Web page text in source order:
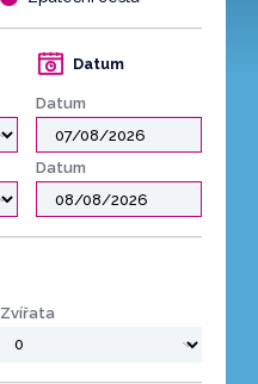
Datum
Datum
Datum
Zvířata